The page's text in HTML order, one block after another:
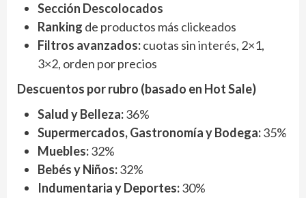
Sección Descolocados
Ranking de productos más clickeados
Filtros avanzados:cuotas sin interés, 2×1,
3×2, orden por precios
Descuentos por rubro (basado en Hot Sale)
Salud y Belleza:36%
Supermercados, Gastronomía y Bodega:35%
Muebles:32%
Bebés y Niños:32%
Indumentaria y Deportes:30%